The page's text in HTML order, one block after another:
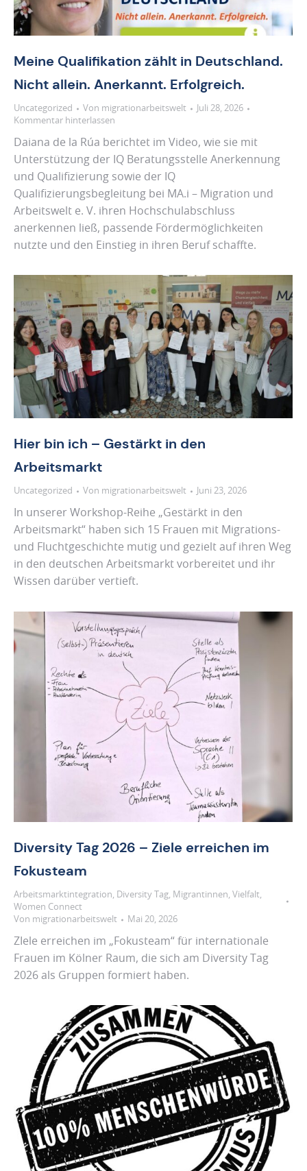
Meine Qualifikation zählt in Deutschland.
Nicht allein. Anerkannt. Erfolgreich.
Uncategorized Von migrationarbeitswelt
Juli 28, 2026
Kommentar hinterlassen
Daiana de la Rúa berichtet im Video, wie sie mit
Unterstützung der IQ Beratungsstelle Anerkennung
und Qualifizierung sowie der IQ
Qualifizierungsbegleitung bei MA.i – Migration und
Arbeitswelt e. V. ihren Hochschulabschluss
anerkennen ließ, passende Fördermöglichkeiten
nutzte und den Einstieg in ihren Beruf schaffte.
Hier bin ich – Gestärkt in den
Arbeitsmarkt
Uncategorized Von migrationarbeitswelt Juni 23, 2026
In unserer Workshop-Reihe „Gestärkt in den
Arbeitsmarkt“ haben sich 15 Frauen mit Migrations-
und Fluchtgeschichte mutig und gezielt auf ihren Weg
in den deutschen Arbeitsmarkt vorbereitet und ihr
Wissen darüber vertieft.
Diversity Tag 2026 – Ziele erreichen im
Fokusteam
Arbeitsmarktintegration, Diversity Tag, Migrantinnen, Vielfalt,
Women Connect
Von migrationarbeitswelt Mai 20, 2026
ZIele erreichen im „Fokusteam“ für internationale
Frauen im Kölner Raum, die sich am Diversity Tag
2026 als Gruppen formiert haben.